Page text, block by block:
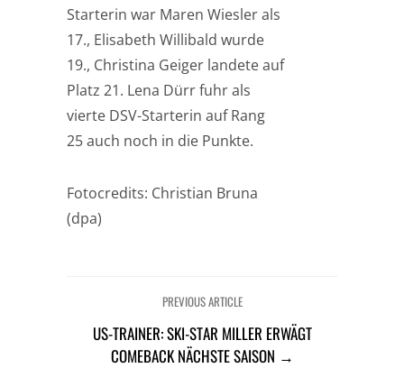
Starterin war Maren Wiesler als
17., Elisabeth Willibald wurde
19., Christina Geiger landete auf
Platz 21. Lena Dürr fuhr als
vierte DSV-Starterin auf Rang
25 auch noch in die Punkte.
Fotocredits: Christian Bruna
(dpa)
PREVIOUS ARTICLE
US-TRAINER: SKI-STAR MILLER ERWÄGT
COMEBACK NÄCHSTE SAISON →